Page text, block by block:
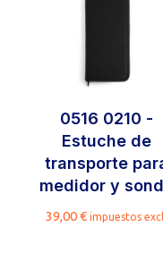
0516 0210 -
Estuche de
transporte
medidor y
39,00€ impuestos